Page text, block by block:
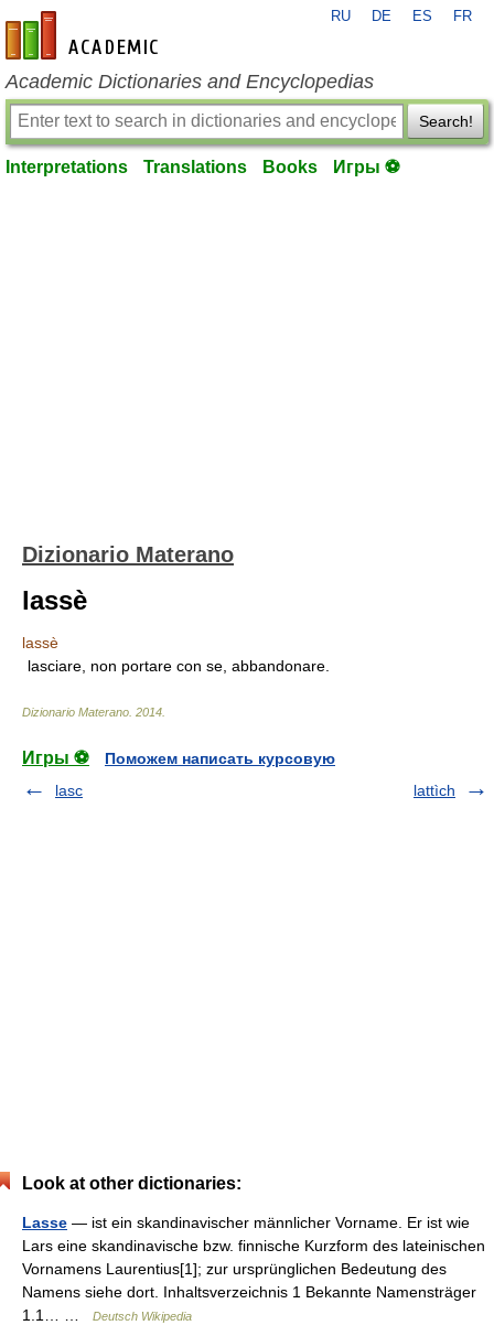
en-academic.com
RU DE ES FR
Academic Dictionaries and Encyclopedias
Search!
Interpretations Translations Books Игры ⚽
Dizionario Materano
lassè
lassè
lasciare, non portare con se, abbandonare.
Dizionario Materano 2014
Игры ⚽
Поможем написать курсовую
lasc
lattìch
Look at other dictionaries:
Lasse — ist ein skandinavischer männlicher Vorname. Er ist wie
Lars eine skandinavische bzw. finnische Kurzform des lateinischen
Vornamens Laurentius[1]; zur ursprünglichen Bedeutung des
Namens siehe dort. Inhaltsverzeichnis 1 Bekannte Namensträger
1.1… …
Deutsch Wikipedia